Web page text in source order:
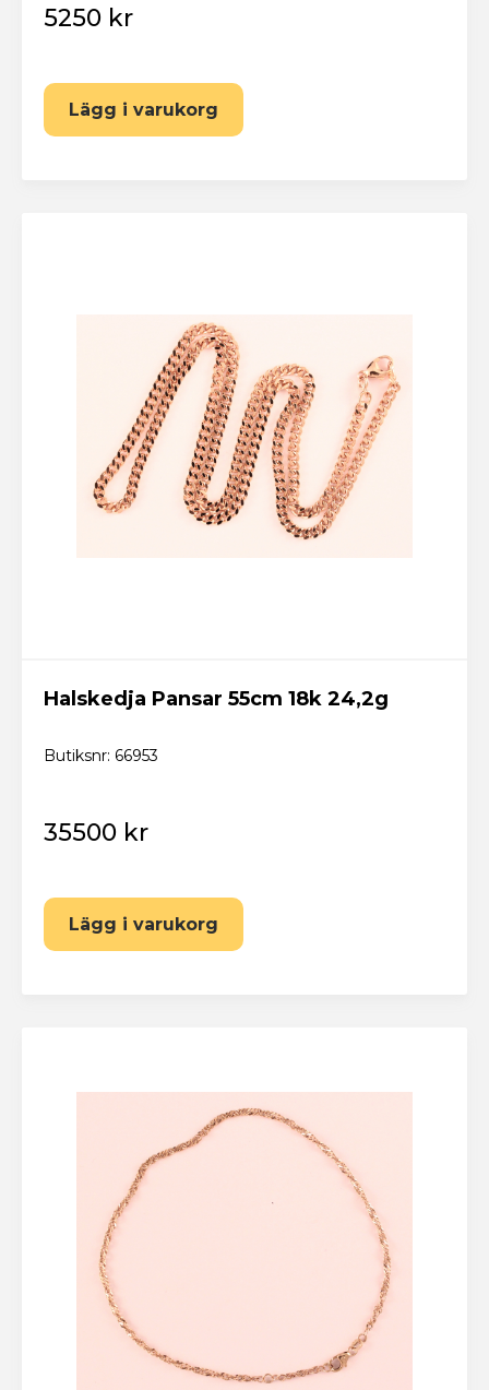
5250 kr
Lägg i varukorg
Halskedja Pansar 55cm 18k 24,2g
Butiksnr: 66953
35500 kr
Lägg i varukorg